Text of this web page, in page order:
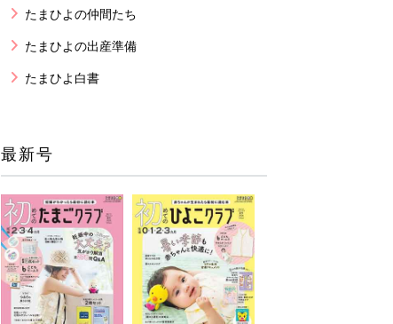
たまひよの仲間たち
たまひよの出産準備
たまひよ白書
最新号